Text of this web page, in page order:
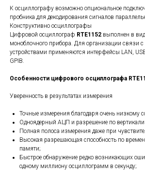
К осциллографу возможно опциональное
пробника для декодирования сигналов
Конструктивно осциллографы
Цифровой осциллограф RTE1152 выполнен в
моноблочного прибора. Для организации связи
устройствами применяются интерфейсы LAN,
GPIB.
Особенности цифрового осциллографа
Уверенность в результатах измерения
Точные измерения благодаря очень низкому
Одноядерный АЦП и разрешение по вертикали
Полная полоса измерения даже при
Высокая разрешающая способность по
памяти;
Быстрое обнаружение редко возникающих
одному миллиону осциллограмм в секунду;